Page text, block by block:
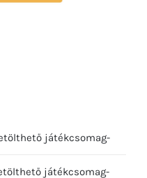
játékcsomag-
játékcsomag-